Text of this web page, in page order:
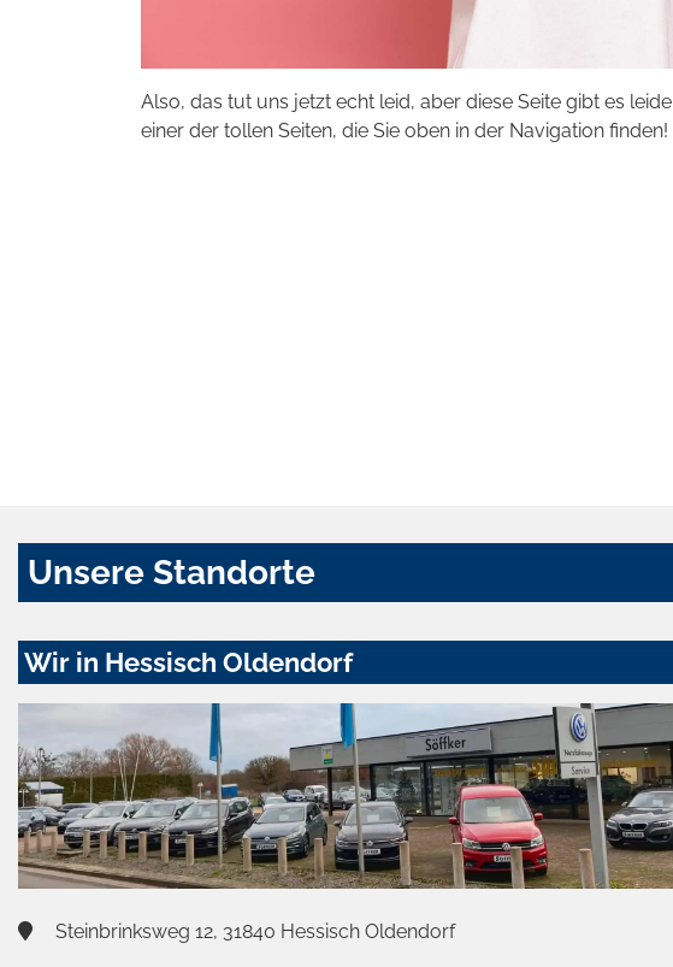
Also, das tut uns jetzt echt leid, aber diese Seite gibt es
einer der tollen Seiten, die Sie oben in der Navigation finden!
Unsere Standorte
Wir in Hessisch Oldendorf
Steinbrinksweg 12, 31840 Hessisch Oldendorf